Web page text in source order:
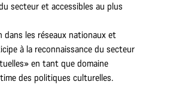
secteur et accessibles au plus
dans les réseaux nationaux et
à la reconnaissance du secteur
en tant que domaine
des politiques culturelles.